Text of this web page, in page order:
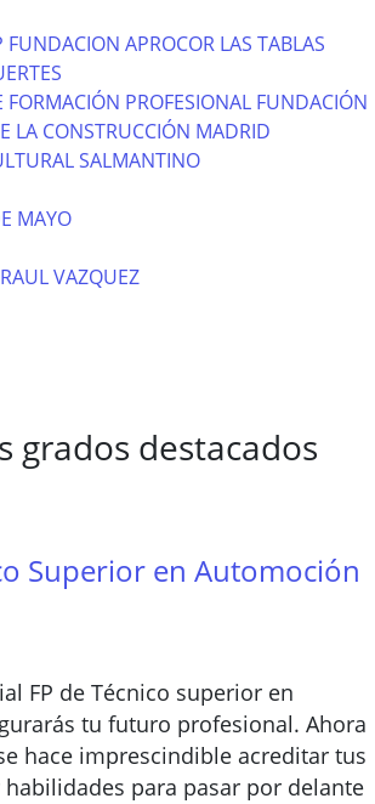
FUNDACION APROCOR LAS TABLAS
FORMACIÓN PROFESIONAL FUNDACIÓN
LA CONSTRUCCIÓN MADRID
SALMANTINO
MAYO
VAZQUEZ
grados destacados
Superior en Automoción
FP de Técnico superior en
tu futuro profesional. Ahora
hace imprescindible acreditar tus
para pasar por delante